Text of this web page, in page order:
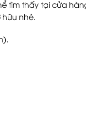
thấy tại cửa
nhé.